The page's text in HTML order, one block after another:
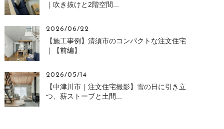
｜吹き抜けと2階空間...
2026/06/22
【施工事例】清須市のコンパクトな注文住宅
｜【前編】
2026/05/14
【中津川市｜注文住宅撮影】雪の日に引き立
つ、薪ストーブと土間...